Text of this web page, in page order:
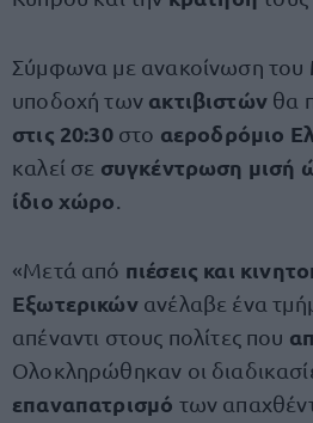
Σύμφωνα με ανακοίνωση του
υποδοχή των ακτιβιστών θα
στις 20:30 στο αεροδρόμιο
καλεί σε συγκέντρωση μισή
ίδιο χώρο
«Μετά από πιέσεις και
Εξωτερικώνανέλαβε ένα
απέναντι στους πολίτες που
Ολοκληρώθηκαν οι
επαναπατρισμό των